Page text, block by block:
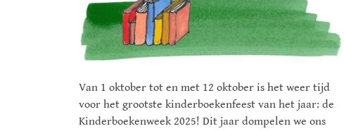
Van 1 oktober tot en met 12 oktober is het weer tijd
voor het grootste kinderboekenfeest van het jaar: de
Kinderboekenweek 2025! Dit jaar dompelen we ons